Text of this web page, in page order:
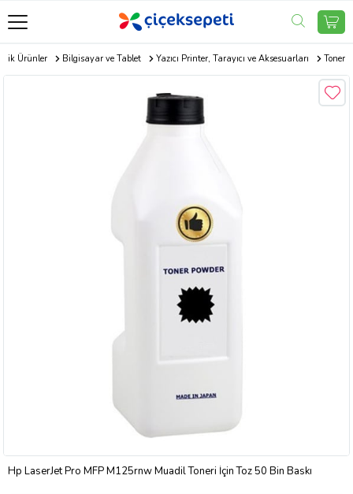
Ürünler Bilgisayar ve Tablet Yazıcı Printer, Tarayıcı ve Aksesuarları Toner
Hp LaserJet Pro MFP M125rnw Muadil Toneri İçin Toz 50 Bin Baskı